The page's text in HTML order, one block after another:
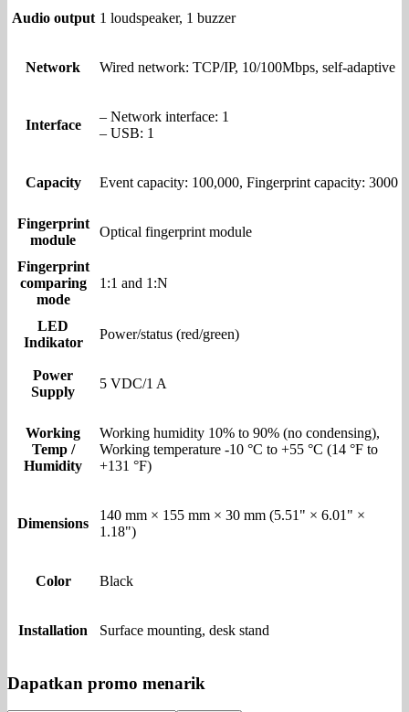
Audio output 1 loudspeaker, 1 buzzer
Network Wired network: TCP/IP, 10/100Mbps, self-adaptive
Interface
– Network interface: 1
– USB: 1
Capacity Event capacity: 100,000, Fingerprint capacity: 3000
Fingerprint
module
Optical fingerprint module
Fingerprint
comparing
mode
1:1 and 1:N
LED
Indikator
Power/status (red/green)
Power
Supply
5 VDC/1 A
Working
Temp /
Humidity
Working humidity 10% to 90% (no condensing),
Working temperature -10 °C to +55 °C (14 °F to
+131 °F)
Dimensions
140 mm × 155 mm × 30 mm (5.51" × 6.01" ×
1.18")
Color Black
Installation Surface mounting, desk stand
Dapatkan promo menarik